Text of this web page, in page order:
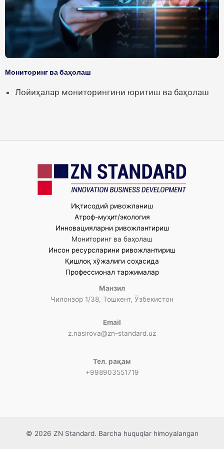
Мониторинг ва баҳолаш
Лойиҳалар мониторингини юритиш ва баҳолаш
Иқтисодий ривожланиш
Атроф-муҳит/экология
Инновацияларни ривожлантириш
Мониторинг ва баҳолаш
Инсон ресурсларини ривожлантириш
Қишлоқ хўжалиги соҳасида
Профессионал таржималар
Манзил
Чилонзор 1/38, Тошкент, Ўзбекистон
Email
z.nasirova@zn-standard.uz
Тел. рақам
+998903551719
© 2026 ZN Standard. Barcha huquqlar himoyalangan